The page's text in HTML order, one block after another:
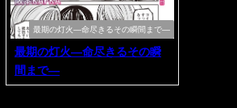
最期の灯火―命尽きるその瞬間まで―
最期の灯火―命尽きるその瞬
間まで―